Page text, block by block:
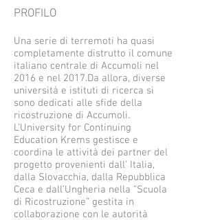
PROFILO
Una serie di terremoti ha quasi
completamente distrutto il comune
italiano centrale di Accumoli nel
2016 e nel 2017.Da allora, diverse
università e istituti di ricerca si
sono dedicati alle sfide della
ricostruzione di Accumoli.
L'University for Continuing
Education Krems gestisce e
coordina le attività dei partner del
progetto provenienti dall’ Italia,
dalla Slovacchia, dalla Repubblica
Ceca e dall’Ungheria nella "Scuola
di Ricostruzione” gestita in
collaborazione con le autorità